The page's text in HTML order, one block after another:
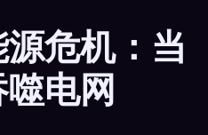
危机：当
电网